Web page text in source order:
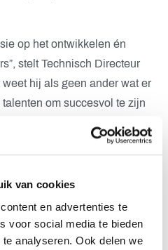
van cookies
en advertenties te
voor social media te bieden
analyseren. Ook delen we
op het ontwikkelen én
stelt Technisch Directeur
hij als geen ander wat er
om succesvol te zijn
met zijn staf én
kans. Ik ben de club heel
en ben er zeker van dat
kunnen gaan zetten.”